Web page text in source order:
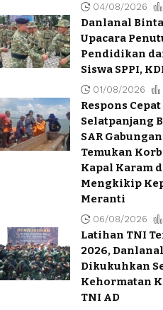
04/08/2026
Danlanal
Upacara
Pendidikan
Siswa SPPI,
01/08/2026
Respons
Selatpanjang
SAR
Temukan
Kapal Karam
Mengkikip
Meranti
06/08/2026
Latihan TNI
2026,
Dikukuhkan
Kehormatan
TNI AD